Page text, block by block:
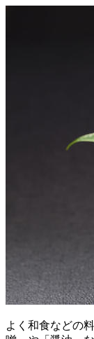
よく和食などの